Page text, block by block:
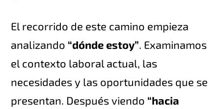
El recorrido de este camino empieza
analizando “dónde estoy”. Examinamos
el contexto laboral actual, las
necesidades y las oportunidades que se
presentan. Después viendo “hacia